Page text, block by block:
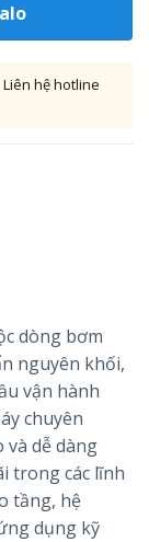
hệ hotline
dòng bơm
nguyên khối,
vận hành
chuyên
và dễ dàng
trong các lĩnh
tầng, hệ
dụng kỹ